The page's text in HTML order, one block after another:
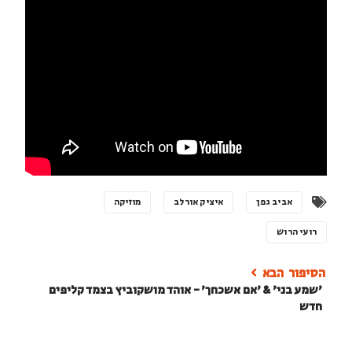
אביב גפן איציק אורלב מוזיקה
רועי הרוש
'שמע בני' & 'אם אשכחך' - אוהד מושקוביץ בצמד קליפים
חדש